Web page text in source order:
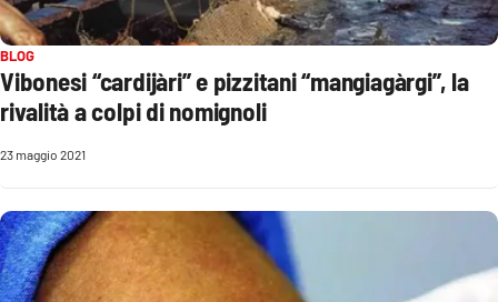
Editoriali
VIDEO
Ambiente
Cultura
BLOG
Vibonesi “cardijàri” e pizzitani “mangiagàrgi”, la
rivalità a colpi di nomignoli
23 maggio 2021